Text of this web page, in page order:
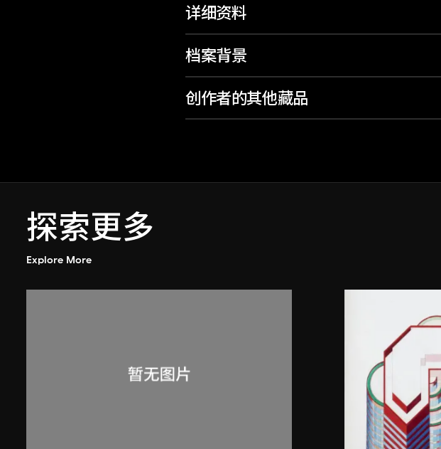
详细资料
档案背景
创作者的其他藏品
探索更多
Explore More